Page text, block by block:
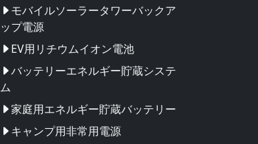
モバイルソーラータワーバックア
ップ電源
EV用リチウムイオン電池
バッテリーエネルギー貯蔵システ
ム
家庭用エネルギー貯蔵バッテリー
キャンプ用非常用電源